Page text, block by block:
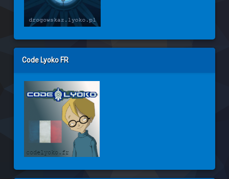
Code Lyoko FR